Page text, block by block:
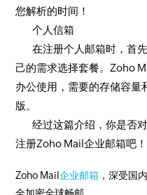
您解析的时间！
个人信箱
在注册个人邮箱时，首先
己的需求选择套餐。Zoho
办公使用，需要的存储容量
版。
经过这篇介绍，你是否对
注册Zoho Mail企业邮箱吧！
Zoho Mail企业邮箱 ，深受国